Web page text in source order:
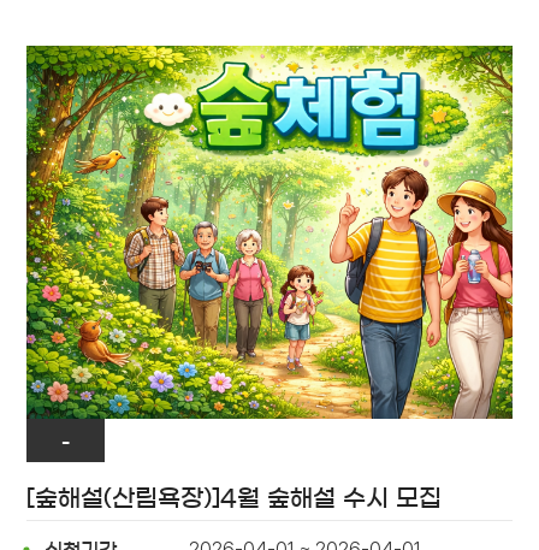
-
[숲해설(산림욕장)]4월 숲해설 수시 모집